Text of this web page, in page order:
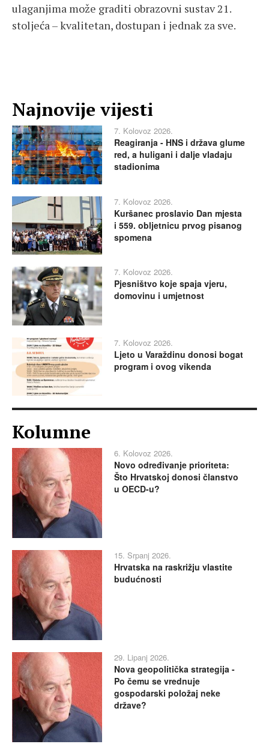
ulaganjima može graditi obrazovni sustav 21.
stoljeća – kvalitetan, dostupan i jednak za sve.
Najnovije vijesti
7. Kolovoz 2026.
Reagiranja - HNS i država glume
red, a huligani i dalje vladaju
stadionima
7. Kolovoz 2026.
Kuršanec proslavio Dan mjesta
i 559. obljetnicu prvog pisanog
spomena
7. Kolovoz 2026.
Pjesništvo koje spaja vjeru,
domovinu i umjetnost
7. Kolovoz 2026.
Ljeto u Varaždinu donosi bogat
program i ovog vikenda
Kolumne
6. Kolovoz 2026.
Novo određivanje prioriteta:
Što Hrvatskoj donosi članstvo
u OECD-u?
15. Srpanj 2026.
Hrvatska na raskrižju vlastite
budućnosti
29. Lipanj 2026.
Nova geopolitička strategija -
Po čemu se vrednuje
gospodarski položaj neke
države?